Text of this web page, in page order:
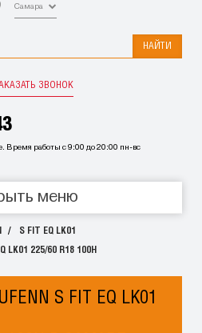
Самара
НАЙТИ
ЗВОНОК
Время работы с 9:00 до 20:00 пн-вс
меню
S FIT EQ LK01
LK01 225/60 R18 100H
S FIT EQ LK01